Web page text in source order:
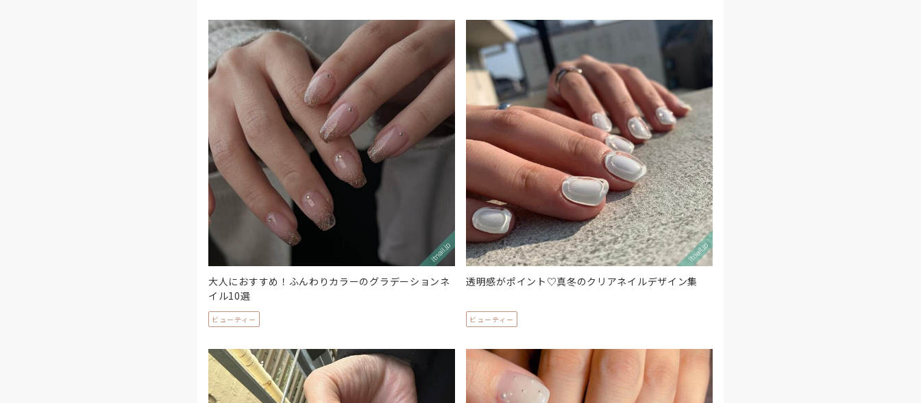
大人におすすめ！ふんわりカラーのグラデーションネ
イル10選
ビューティー
透明感がポイント♡真冬のクリアネイルデザイン集
ビューティー